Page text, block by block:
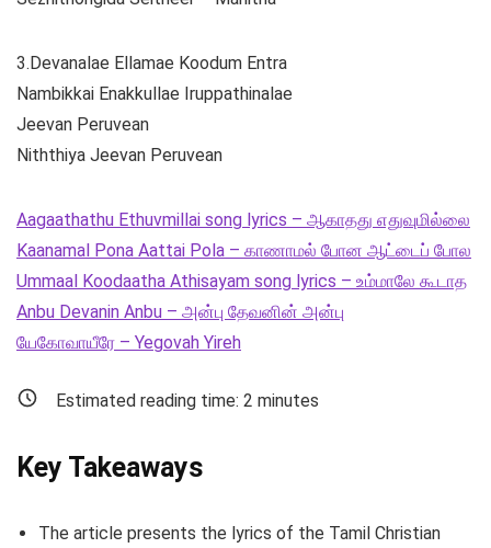
3.Devanalae Ellamae Koodum Entra
Nambikkai Enakkullae Iruppathinalae
Jeevan Peruvean
Niththiya Jeevan Peruvean
Aagaathathu Ethuvmillai song lyrics – ஆகாதது எதுவுமில்லை
Kaanamal Pona Aattai Pola – காணாமல் போன ஆட்டைப் போல
Ummaal Koodaatha Athisayam song lyrics – உம்மாலே கூடாத
Anbu Devanin Anbu – அன்பு தேவனின் அன்பு
யேகோவாயீரே – Yegovah Yireh
Estimated reading time: 2 minutes
Key Takeaways
The article presents the lyrics of the Tamil Christian